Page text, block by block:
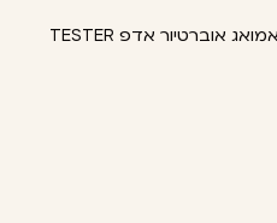
טסטר אמואג אוברטיור אדפ TESTER